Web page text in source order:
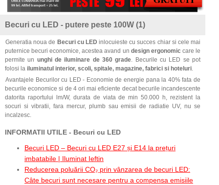
Becuri cu LED - putere peste 100W (1)
Generatia noua de Becuri cu LED inlocuieste cu succes chiar si cele mai
puternice becuri economice, acestea avand un design ergonomic care le
permite un unghi de iluminare de 360 grade. Becurile cu LED se pot
folosi la iluminatul interior, scoli, spitale, magazine, fabrici si hoteluri.
Avantajele Becurilor cu LED - Economie de energie pana la 40% fata de
becurile economice si de 4 ori mai eficiente decat becurile incandescente
datorita raportului lm/W, durata de viata de min 50.000 h, rezistent la
socuri si vibratii, fara mercur, plumb sau emisii de radiatie UV, nu se
incalzesc.
INFORMATII UTILE - Becuri cu LED
Becuri LED – Becuri cu LED E27 și E14 la prețuri
imbatabile | Iluminat Ieftin
Reducerea poluării CO₂ prin vânzarea de becuri LED:
Câte becuri sunt necesare pentru a compensa emisiile